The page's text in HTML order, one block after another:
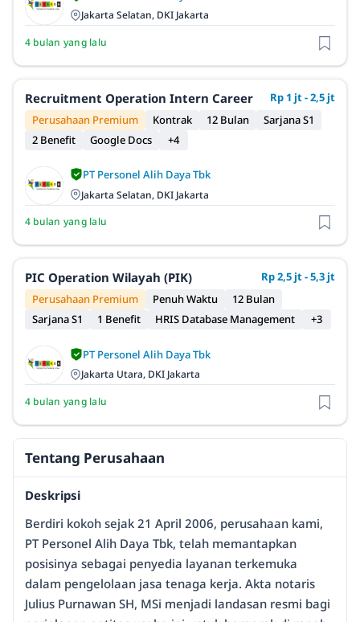
Jakarta Selatan, DKI Jakarta
4 bulan yang lalu
Recruitment Operation Intern Career
Rp 1 jt - 2,5 jt
Perusahaan Premium
Kontrak 12 Bulan
Sarjana S1
2 Benefit
Google Docs +4
PT Personel Alih Daya Tbk
Jakarta Selatan, DKI Jakarta
4 bulan yang lalu
PIC Operation Wilayah (PIK)
Rp 2,5 jt - 5,3 jt
Perusahaan Premium
Penuh Waktu
12 Bulan
Sarjana S1
1 Benefit HRIS Database Management +3
PT Personel Alih Daya Tbk
Jakarta Utara, DKI Jakarta
4 bulan yang lalu
Tentang Perusahaan
Deskripsi
Berdiri kokoh sejak 21 April 2006, perusahaan kami,
PT Personel Alih Daya Tbk, telah memantapkan
posisinya sebagai penyedia layanan terkemuka
dalam pengelolaan jasa tenaga kerja. Akta notaris
Julius Purnawan SH, MSi menjadi landasan resmi bagi